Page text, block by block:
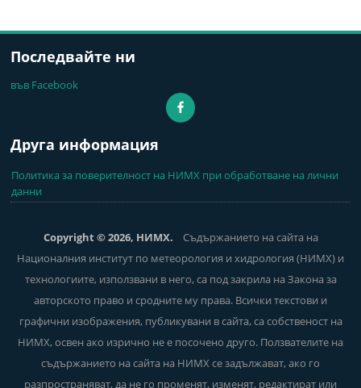
Последвайте ни
във Facebook
Друга информация
Политика за поверителност на НИМХ при обработване на лични
данни
Copyright © 2026, НИМХ. Съдържанието на сайта на
Националния институт по метеорология и хидрология (НИМХ) и
технологиите, използвани в него, са под закрила на Закона за
авторското право и сродните му права. Всички текстови и
графични изображения, публикувани в сайта, са собственост на
НИМХ, освен ако изрично не е посочено друго. Ползвателите на
съдържанието на сайта на НИМХ се задължават, ако го
разпространяват, да не го променят, изменят, редактират или